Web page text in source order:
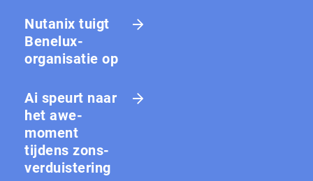
Nutanix tuigt
Benelux-
organisatie op
Ai speurt naar
het awe-
moment
tijdens zons­
ver­duis­te­ring